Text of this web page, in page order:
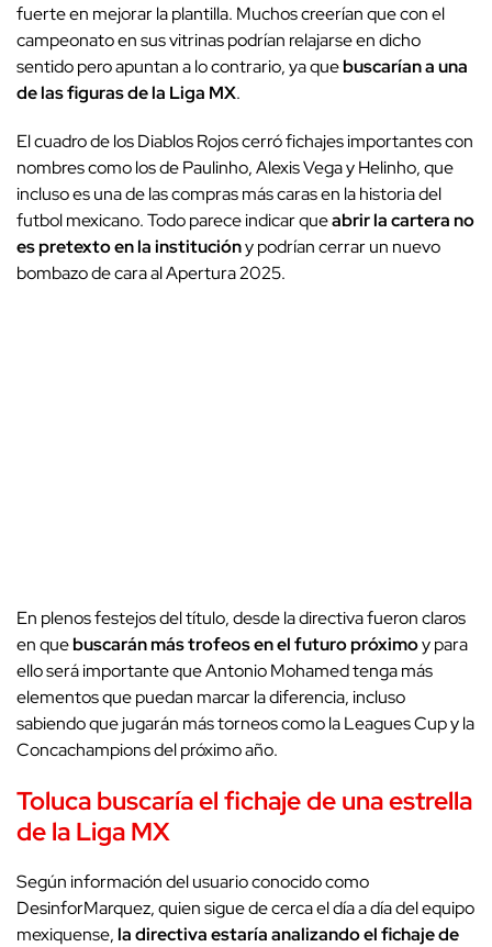
fuerte en mejorar la plantilla. Muchos creerían que con el
campeonato en sus vitrinas podrían relajarse en dicho
sentido pero apuntan a lo contrario, ya quebuscarían a una
de las figuras de la Liga MX.
El cuadro de los Diablos Rojos cerró fichajes importantes con
nombres como los de Paulinho, Alexis Vega y Helinho, que
incluso es una de las compras más caras en la historia del
futbol mexicano. Todo parece indicar queabrir la cartera no
es pretexto en la institucióny podrían cerrar un nuevo
bombazo de cara al Apertura 2025.
En plenos festejos del título, desde la directiva fueron claros
en quebuscarán más trofeos en el futuro próximoy para
ello será importante que Antonio Mohamed tenga más
elementos que puedan marcar la diferencia, incluso
sabiendo que jugarán más torneos como la Leagues Cup y la
Concachampions del próximo año.
Toluca buscaría el fichaje de una estrella
de la Liga MX
Según información del usuario conocido como
DesinforMarquez, quien sigue de cerca el día a día del equipo
mexiquense,la directiva estaría analizando el fichaje de